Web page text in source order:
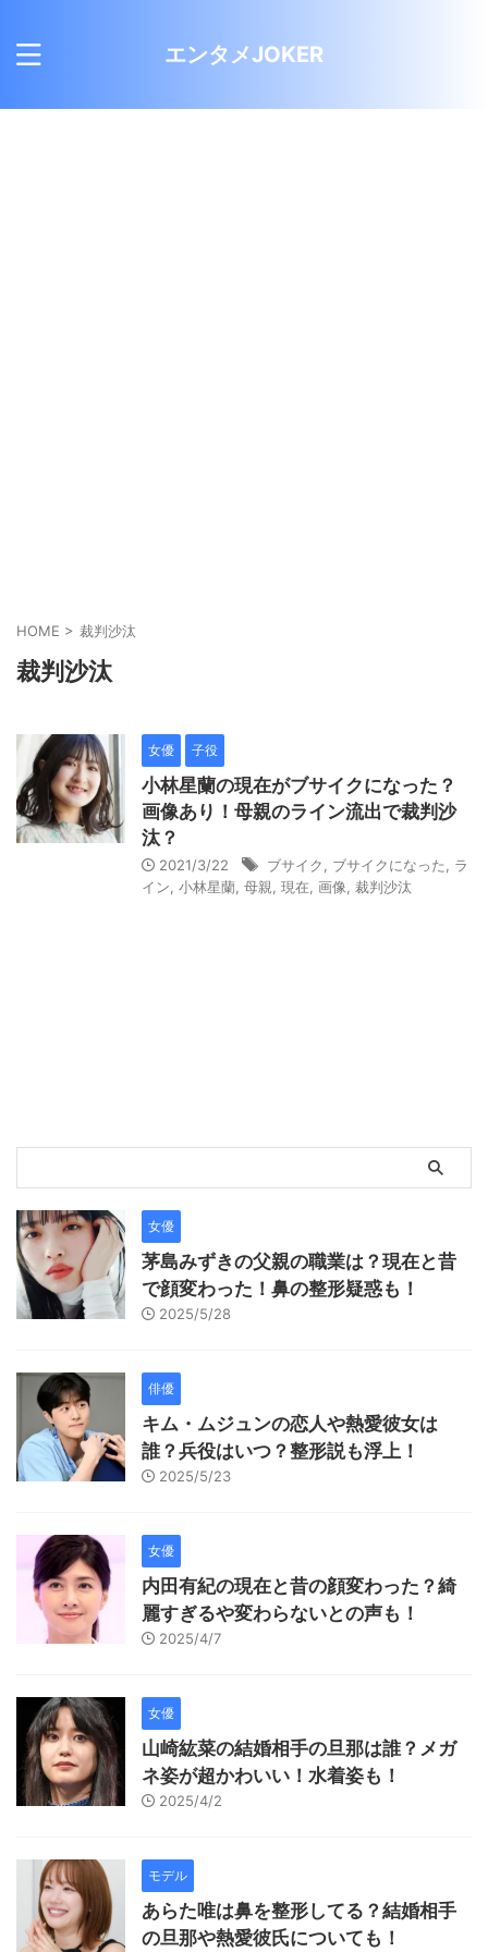
エンタメJOKER
HOME > 裁判沙汰
裁判沙汰
女優 子役
小林星蘭の現在がブサイクになった？
画像あり！母親のライン流出で裁判沙
汰？
2021/3/22 ブサイク ブサイクになった
ラ
イン 小林星蘭 母親 現在 画像 裁判沙汰
女優
茅島みずきの父親の職業は？現在と昔
で顔変わった！鼻の整形疑惑も！
2025/5/28
俳優
キム・ムジュンの恋人や熱愛彼女は
誰？兵役はいつ？整形説も浮上！
2025/5/23
女優
内田有紀の現在と昔の顔変わった？綺
麗すぎるや変わらないとの声も！
2025/4/7
女優
山崎紘菜の結婚相手の旦那は誰？メガ
ネ姿が超かわいい！水着姿も！
2025/4/2
モデル
あらた唯は鼻を整形してる？結婚相手
の旦那や熱愛彼氏についても！